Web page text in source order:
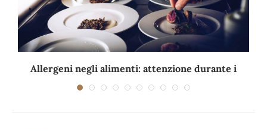
Allergeni negli alimenti: attenzione durante i
viaggi e...